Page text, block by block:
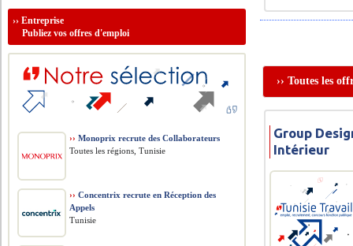
›› Toutes les
Group
Intérieur
››Entreprise
Publiez vos offres d'emploi
›› Monoprix recrute des Collaborateurs
Toutes les régions, Tunisie
›› Concentrix recrute en Réception des
Appels
Tunisie